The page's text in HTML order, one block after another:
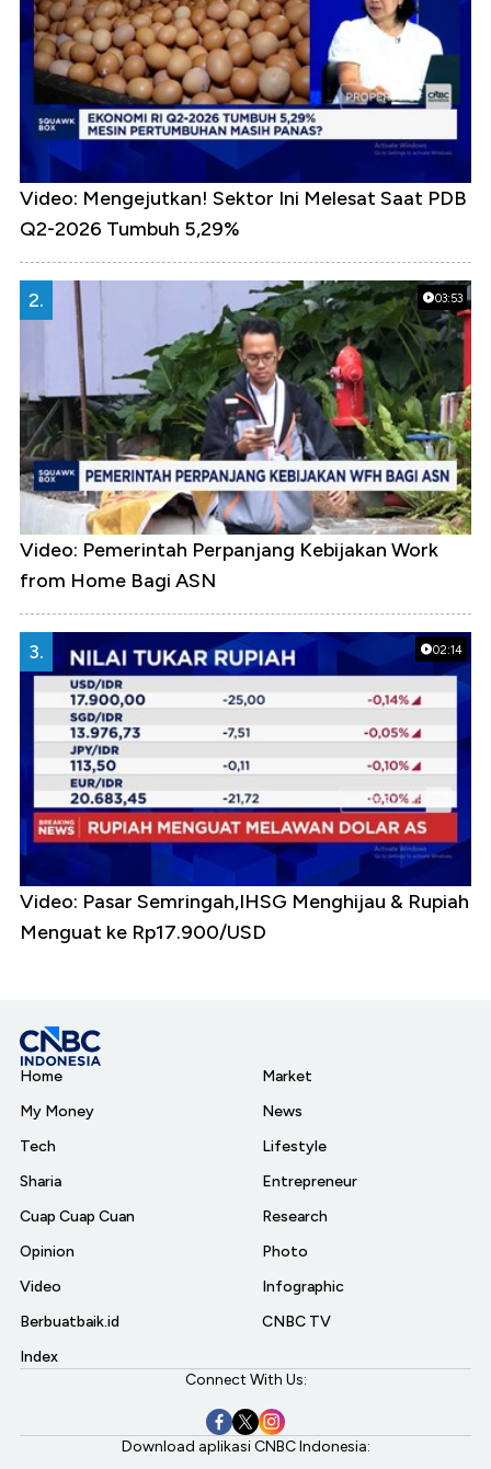
Video: Mengejutkan! Sektor Ini Melesat Saat PDB
Q2-2026 Tumbuh 5,29%
03:53
2.
Video: Pemerintah Perpanjang Kebijakan Work
from Home Bagi ASN
02:14
3.
Video: Pasar Semringah,IHSG Menghijau & Rupiah
Menguat ke Rp17.900/USD
Home
My Money
Tech
Sharia
Cuap Cuap Cuan
Opinion
Video
Berbuatbaik.id
Index
Market
News
Lifestyle
Entrepreneur
Research
Photo
Infographic
CNBC TV
Connect With Us:
Download aplikasi CNBC Indonesia: